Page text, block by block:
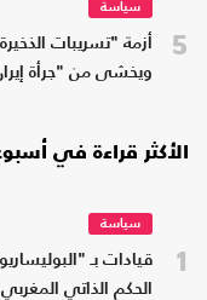
5
سياسة
أزمة "تسريبات
ويخشى من "جرأة
الأكثر قراءة في
1
سياسة
قيادات بـ
الحكم الذاتي المغربي